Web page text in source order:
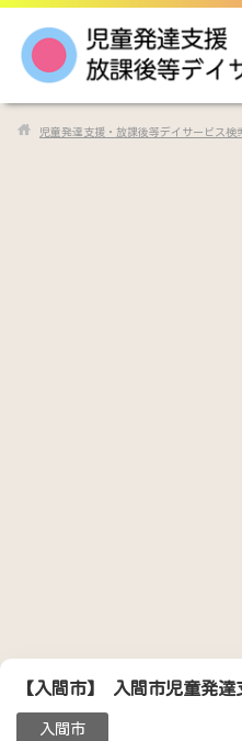
児童発達支援・放課後等デイサービス検
【入間市】 入間市児童発達
入間市